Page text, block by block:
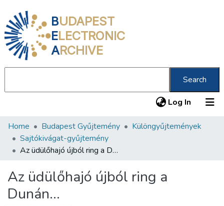
BUDAPEST
ELECTRONIC
ARCHIVE
Search
Log In (current)
Communities & Collections
All of DSpace
About us
Home Budapest Gyűjtemény
Különgyűjtemények
Sajtókivágat-gyűjtemény
Az üdülőhajó újból ring a Dunán...
Az üdülőhajó újból ring a
Dunán...